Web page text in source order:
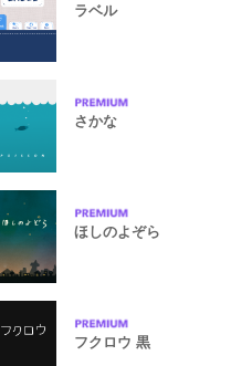
ラベル
さかな
ほしのよぞら
フクロウ 黒